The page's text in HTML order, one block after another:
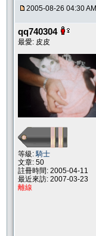
2005-08-26 04:30 AM
qq740304
最愛: 皮皮
等級:騎士
文章: 50
註冊時間: 2005-04-11
最近來訪: 2007-03-23
離線